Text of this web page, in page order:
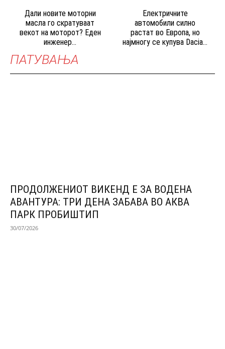
Дали новите моторни
масла го скратуваат
векот на моторот? Еден
инженер...
Електричните
автомобили силно
растат во Европа, но
најмногу се купува Dacia...
ПАТУВАЊА
ПРОДОЛЖЕНИОТ ВИКЕНД Е ЗА ВОДЕНА
АВАНТУРА: ТРИ ДЕНА ЗАБАВА ВО АКВА
ПАРК ПРОБИШТИП
30/07/2026